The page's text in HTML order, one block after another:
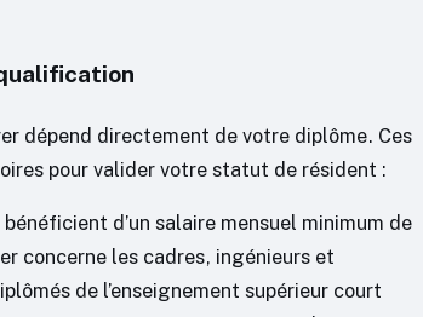
dépend directement de votre diplôme. Ces
pour valider votre statut de résident :
d’un salaire mensuel minimum de
concerne les cadres, ingénieurs et
de l’enseignement supérieur court